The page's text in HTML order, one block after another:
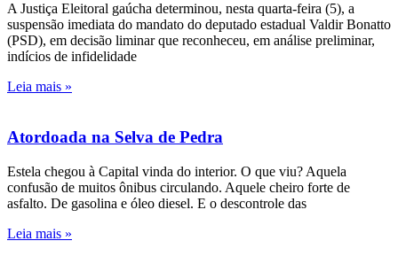
A Justiça Eleitoral gaúcha determinou, nesta quarta-feira (5), a
suspensão imediata do mandato do deputado estadual Valdir Bonatto
(PSD), em decisão liminar que reconheceu, em análise preliminar,
indícios de infidelidade
Leia mais »
Atordoada na Selva de Pedra
Estela chegou à Capital vinda do interior. O que viu? Aquela
confusão de muitos ônibus circulando. Aquele cheiro forte de
asfalto. De gasolina e óleo diesel. E o descontrole das
Leia mais »